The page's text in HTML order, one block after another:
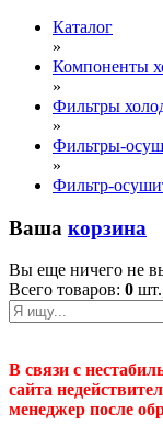
Каталог
»
Компоненты
»
Фильтры
»
Фильтры-
»
Фильтр-
Ваша корзина
Вы еще ничего не
Всего товаров: 0
В связи с
сайта
менеджер после